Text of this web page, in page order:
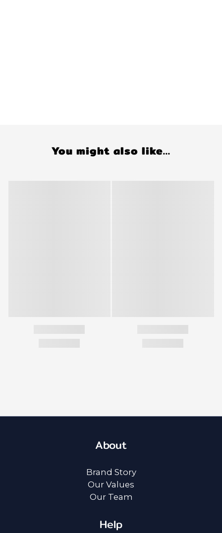
You might also like...
About
Brand Story
Our Values
Our Team
Help